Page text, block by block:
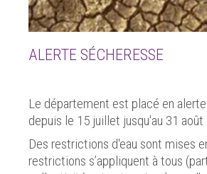
ALERTE SÉCHERESSE
Le département est placé en
depuis le 15 juillet jusqu'au 31 août
Des restrictions d'eau sont mises
restrictions s’appliquent à tous